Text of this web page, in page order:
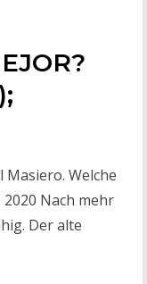
Masiero. Welche
Nach mehr
Der alte